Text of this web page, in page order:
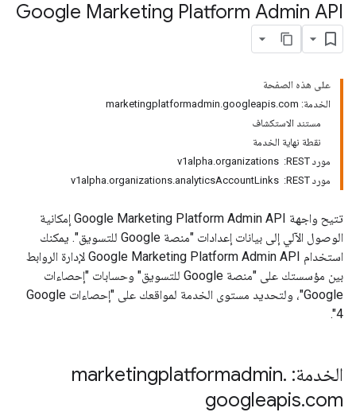
Google Marketing Platform Admin API
على هذه الصفحة
الخدمة: marketingplatformadmin.googleapis.com
مستند الاستكشاف
نقطة نهاية الخدمة
مورد REST: ‏ v1alpha.organizations
مورد REST: ‏ v1alpha.organizations.analyticsAccountLinks
تتيح واجهة Google Marketing Platform Admin API إمكانية
الوصول الآلي إلى بيانات إعدادات "منصة Google للتسويق". يمكنك
استخدام Google Marketing Platform Admin API لإدارة الروابط
بين مؤسستك على "منصة Google للتسويق" وحسابات "إحصاءات
4".
الخدمة: marketingplatformadmin .
googleapis.com